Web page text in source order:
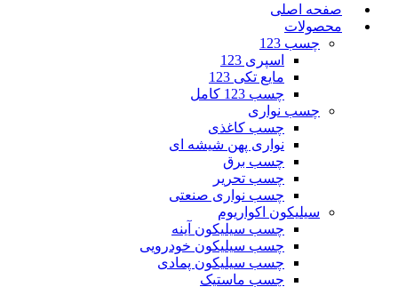
صفحه اصلی
محصولات
چسب 123
اسپری 123
مایع تکی 123
چسب 123 کامل
چسب نواری
چسب کاغذی
نواری پهن شیشه ای
چسب برق
چسب تحریر
چسب نواری صنعتی
سیلیکون اکواریوم
چسب سیلیکون آینه
چسب سیلیکون خودرویی
چسب سیلیکون پمادی
چسب ماستیک